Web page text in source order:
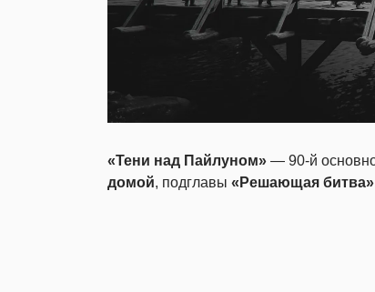
«Тени над Пайлуном» — 90-й
домой, подглавы «Решающая битва»